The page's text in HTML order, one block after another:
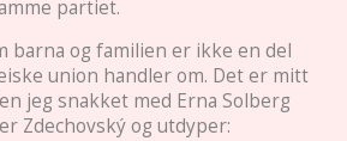
partiet.
barna og familien er ikke en del
union handler om. Det er mitt
jeg snakket med Erna Solberg
Zdechovský og utdyper: